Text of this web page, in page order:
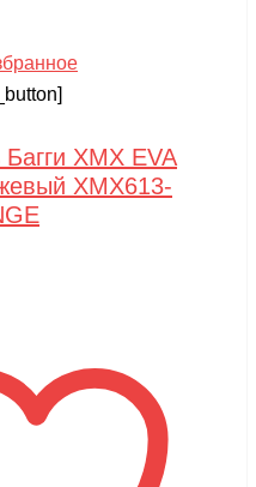
XMX EVA
XMX613-